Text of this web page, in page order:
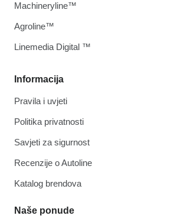
Informacija
Pravila i uvjeti
Politika privatnosti
Savjeti za sigurnost
Recenzije o Autoline
Katalog brendova
Naše ponude
Machineryline™
Agroline™
Linemedia Digital ™